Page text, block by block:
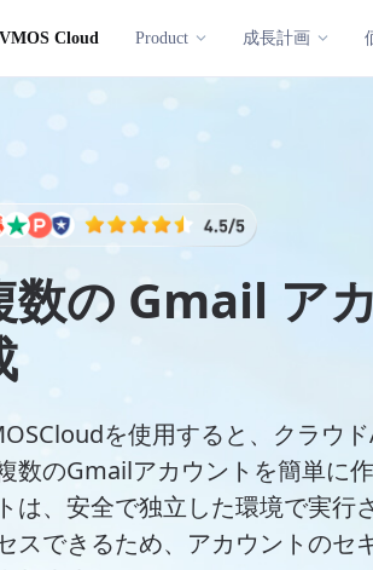
VMOS Cloud Product 成長計画
数の Gmail ア
を使用すると、クラウ
数のGmailアカウントを簡単に
は、安全で独立した環境で実行
スできるため、アカウントのセ